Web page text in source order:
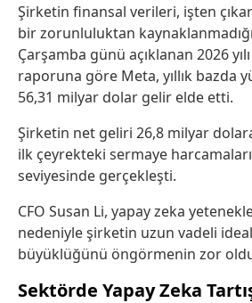
Şirketin finansal verileri, işten
bir zorunluluktan
Çarşamba günü açıklanan 2026
raporuna göre Meta, yıllık bazda
56,31 milyar dolar gelir elde etti.
Şirketin net geliri 26,8 milyar
ilk çeyrekteki sermaye
seviyesinde gerçekleşti.
CFO Susan Li, yapay zeka
nedeniyle şirketin uzun vadeli
büyüklüğünü öngörmenin zor
Sektörde Yapay Zeka